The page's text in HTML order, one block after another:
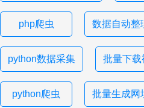
php爬虫 数据自动整
python数据采集 批量下载
python爬虫 批量生成网